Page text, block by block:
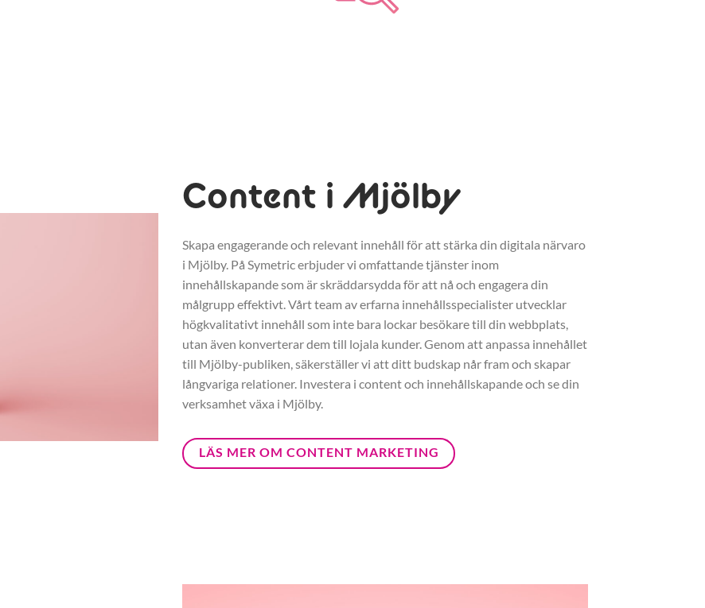
Content i Mjölby
Skapa engagerande och relevant innehåll för att stärka din digitala närvaro
i Mjölby. På Symetric erbjuder vi omfattande tjänster inom
innehållskapande som är skräddarsydda för att nå och engagera din
målgrupp effektivt. Vårt team av erfarna innehållsspecialister utvecklar
högkvalitativt innehåll som inte bara lockar besökare till din webbplats,
utan även konverterar dem till lojala kunder. Genom att anpassa innehållet
till Mjölby-publiken, säkerställer vi att ditt budskap når fram och skapar
långvariga relationer. Investera i content och innehållskapande och se din
verksamhet växa i Mjölby.
LÄS MER OM CONTENT MARKETING